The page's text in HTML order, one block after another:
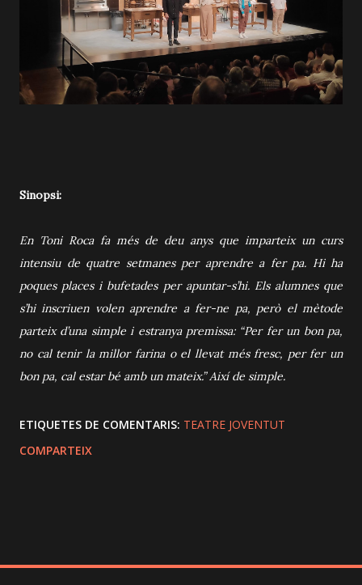
Sinopsi:
En Toni Roca fa més de deu anys que imparteix un curs
intensiu de quatre setmanes per aprendre a fer pa. Hi ha
poques places i bufetades per apuntar-s’hi. Els alumnes que
s’hi inscriuen volen aprendre a fer-ne pa, però el mètode
parteix d’una simple i estranya premissa: “Per fer un bon pa,
no cal tenir la millor farina o el llevat més fresc, per fer un
bon pa, cal estar bé amb un mateix.” Així de simple.
ETIQUETES DE COMENTARIS: TEATRE JOVENTUT
COMPARTEIX